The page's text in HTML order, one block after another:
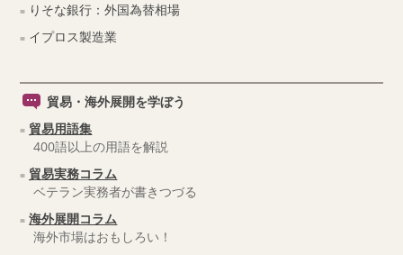
りそな銀行：外国為替相場
イプロス製造業
貿易・海外展開を学ぼう
貿易用語集
400語以上の用語を解説
貿易実務コラム
ベテラン実務者が書きつづる
海外展開コラム
海外市場はおもしろい！